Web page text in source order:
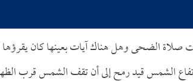
الضحى وهل هناك آيات بعينها كان
الشمس قيد رمح إلى أن تقف الشمس قرب